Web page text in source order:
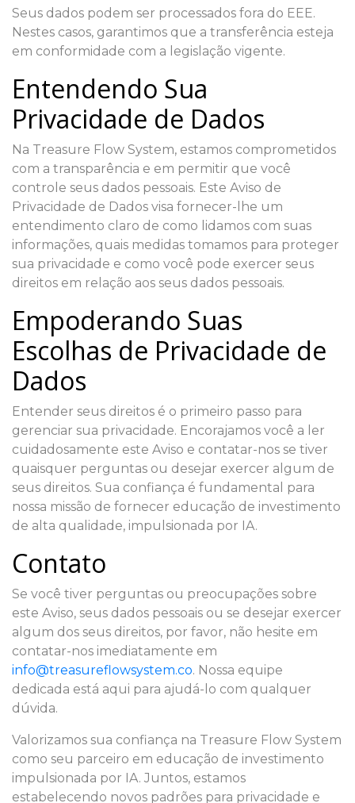
Seus dados podem ser processados fora do EEE.
Nestes casos, garantimos que a transferência esteja
em conformidade com a legislação vigente.
Entendendo Sua
Privacidade de Dados
Na Treasure Flow System, estamos comprometidos
com a transparência e em permitir que você
controle seus dados pessoais. Este Aviso de
Privacidade de Dados visa fornecer-lhe um
entendimento claro de como lidamos com suas
informações, quais medidas tomamos para proteger
sua privacidade e como você pode exercer seus
direitos em relação aos seus dados pessoais.
Empoderando Suas
Escolhas de Privacidade de
Dados
Entender seus direitos é o primeiro passo para
gerenciar sua privacidade. Encorajamos você a ler
cuidadosamente este Aviso e contatar-nos se tiver
quaisquer perguntas ou desejar exercer algum de
seus direitos. Sua confiança é fundamental para
nossa missão de fornecer educação de investimento
de alta qualidade, impulsionada por IA.
Contato
Se você tiver perguntas ou preocupações sobre
este Aviso, seus dados pessoais ou se desejar exercer
algum dos seus direitos, por favor, não hesite em
contatar-nos imediatamente em
info@treasureflowsystem.co. Nossa equipe
dedicada está aqui para ajudá-lo com qualquer
dúvida.
Valorizamos sua confiança na Treasure Flow System
como seu parceiro em educação de investimento
impulsionada por IA. Juntos, estamos
estabelecendo novos padrões para privacidade e